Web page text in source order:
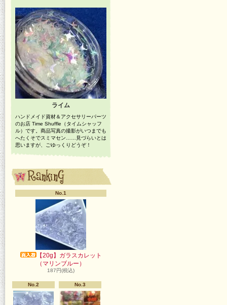
ライム
ハンドメイド資材＆アクセサリーパーツ
のお店 Time Shuffle（タイムシャッフ
ル）です。商品写真の撮影がいつまでも
へたくそでスミマセン……見づらいとは
思いますが、ごゆっくりどうぞ！
No.1
【20g】ガラスカレット
（マリンブルー）
187円(税込)
No.2 No.3